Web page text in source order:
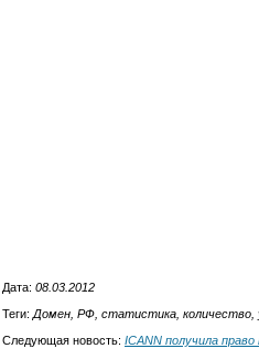
Дата: 08.03.2012
Теги: Домен, РФ, статистика, количество,
Следующая новость: ICANN получила право